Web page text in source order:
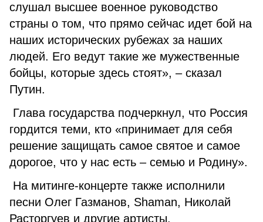
слушал высшее военное руководство
страны о том, что прямо сейчас идет бой на
наших исторических рубежах за наших
людей. Его ведут такие же мужественные
бойцы, которые здесь стоят», – сказал
Путин.
Глава государства подчеркнул, что Россия
гордится теми, кто «принимает для себя
решение защищать самое святое и самое
дорогое, что у нас есть – семью и Родину».
На митинге-концерте также исполнили
песни Олег Газманов, Shaman, Николай
Расторгуев и другие артисты.